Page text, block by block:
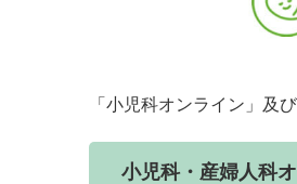
「小児科オンライン」及
小児科・産婦人科